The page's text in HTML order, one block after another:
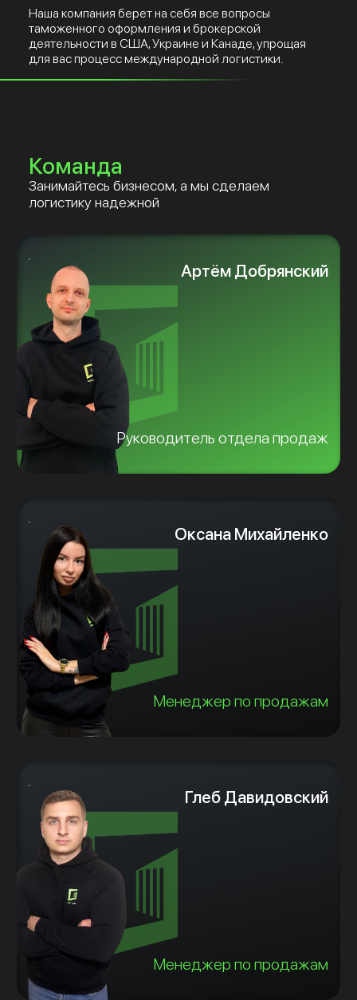
Наша компания берет на себя все вопросы
таможенного оформления и брокерской
деятельности в США, Украине и Канаде, упрощая
для вас процесс международной логистики.
Команда
Занимайтесь бизнесом, а мы сделаем
логистику надежной
Артём Добрянский
Руководитель отдела продаж
Оксана Михайленко
Менеджер по продажам
Глеб Давидовский
Менеджер по продажам